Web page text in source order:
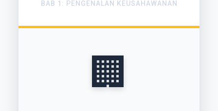
BAB 1: PENGENALAN KEUSAHAWANAN
🏢